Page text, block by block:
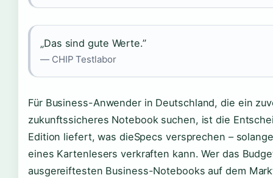
„Das sind gute Werte.”
— CHIP Testlabor
Für Business-Anwender in Deutschland, die ein
zukunftssicheres Notebook suchen, ist die
Edition liefert, was dieSpecs versprechen –
eines Kartenlesers verkraften kann. Wer das
ausgereiftesten Business-Notebooks auf dem